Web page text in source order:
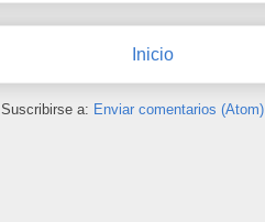
Inicio
Suscribirse a: Enviar comentarios (Atom)